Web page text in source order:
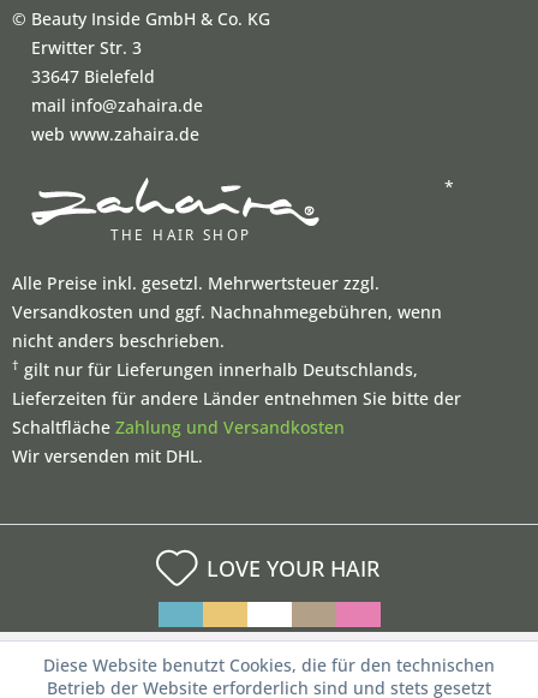
© Beauty Inside GmbH & Co. KG
Erwitter Str. 3
33647 Bielefeld
mail info@zahaira.de
web www.zahaira.de
*
Alle Preise inkl. gesetzl. Mehrwertsteuer zzgl.
Versandkosten und ggf. Nachnahmegebühren, wenn
nicht anders beschrieben.
† gilt nur für Lieferungen innerhalb Deutschlands,
Lieferzeiten für andere Länder entnehmen Sie bitte der
Schaltfläche Zahlung und Versandkosten
Wir versenden mit DHL.
LOVE YOUR HAIR
Diese Website benutzt Cookies, die für den technischen
Betrieb der Website erforderlich sind und stets gesetzt